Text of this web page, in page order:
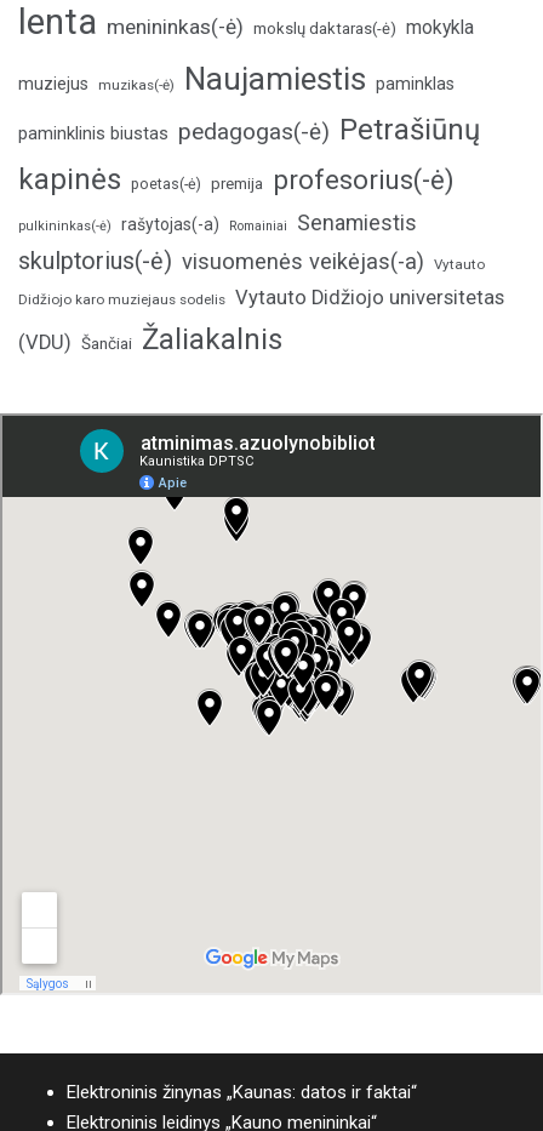
lenta menininkas(-ė) mokslų daktaras(-ė) mokykla
muziejus muzikas(-ė) Naujamiestis paminklas
paminklinis biustas pedagogas(-ė) Petrašiūnų
kapinės poetas(-ė) premija profesorius(-ė)
pulkininkas(-ė) rašytojas(-a) Romainiai Senamiestis
skulptorius(-ė) visuomenės veikėjas(-a) Vytauto
Didžiojo karo muziejaus sodelis Vytauto Didžiojo universitetas
(VDU) Šančiai Žaliakalnis
Elektroninis žinynas „Kaunas: datos ir faktai“
Elektroninis leidinys „Kauno menininkai“